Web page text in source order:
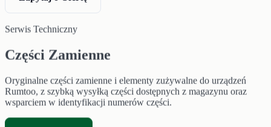
Serwis Techniczny
Części Zamienne
Oryginalne części zamienne i elementy zużywalne do urządzeń
Rumtoo, z szybką wysyłką części dostępnych z magazynu oraz
wsparciem w identyfikacji numerów części.